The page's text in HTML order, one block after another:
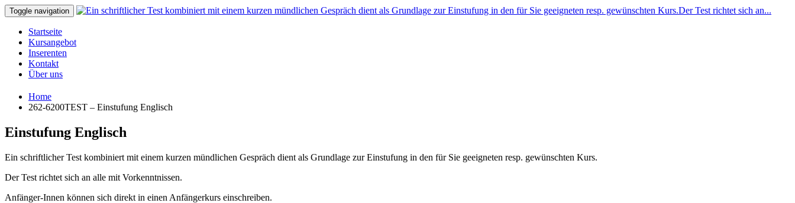
Toggle navigation
Startseite
Kursangebot
Inserenten
Kontakt
Über uns
Home
262-6200TEST – Einstufung Englisch
Einstufung Englisch
Ein schriftlicher Test kombiniert mit einem kurzen mündlichen Gespräch dient als Grundlage zur Einstufung in den für Sie geeigneten resp. gewünschten Kurs.
Der Test richtet sich an alle mit Vorkenntnissen.
Anfänger-Innen können sich direkt in einen Anfängerkurs einschreiben.